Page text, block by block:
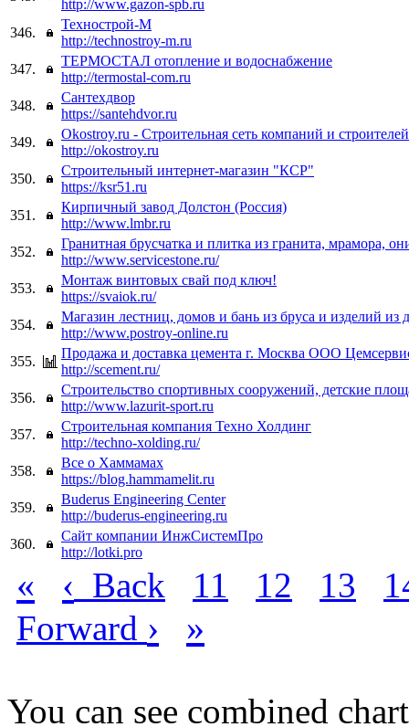
http://www.gazon-spb.ru
346.
Технострой-М
http://technostroy-m.ru
347.
ТЕРМОСТАЛ отопление и водоснабжение
http://termostal-com.ru
348.
Сантехдвор
https://santehdvor.ru
349.
Okostroy.ru - Строительная сеть компаний и строителей
http://okostroy.ru
350.
Строительный интернет-магазин "КСР"
https://ksr51.ru
351.
Кирпичный завод Долстон (Россия)
http://www.lmbr.ru
352.
Гранитная брусчатка и плитка из гранита, мрамора,
http://www.servicestone.ru/
353.
Монтаж винтовых свай под ключ!
https://svaiok.ru/
354.
Магазин лестниц, домов и бань из бруса и изделий из
http://www.postroy-online.ru
355.
Продажа и доставка цемента г. Москва ООО
http://scement.ru/
356.
Строительство спортивных сооружений, детские
http://www.lazurit-sport.ru
357.
Строительная компания Техно Холдинг
http://techno-xolding.ru/
358.
Все о Хаммамах
https://blog.hammamelit.ru
359.
Buderus Engineering Center
http://buderus-engineering.ru
360.
Cайт компании ИнжСистемПро
http://lotki.pro
« ‹ Back 11 12 13
Forward › »
You can see combined